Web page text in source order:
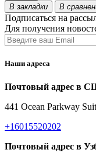
В закладки
В
Подписаться на
Для получения
Наши адреса
Почтовый адрес в
441 Ocean Parkway
+16015520202
Почтовый адрес в